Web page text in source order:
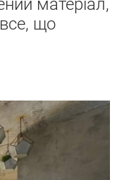
матеріал,
що